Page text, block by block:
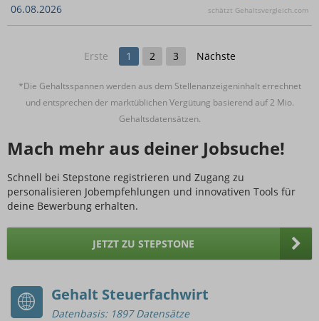
06.08.2026
schätzt Gehaltsvergleich.com
Erste 1 2 3 Nächste
*Die Gehaltsspannen werden aus dem Stellenanzeigeninhalt errechnet
und entsprechen der marktüblichen Vergütung basierend auf 2 Mio.
Gehaltsdatensätzen.
Mach mehr aus deiner Jobsuche!
Schnell bei Stepstone registrieren und Zugang zu
personalisieren Jobempfehlungen und innovativen Tools für
deine Bewerbung erhalten.
JETZT ZU STEPSTONE
Gehalt Steuerfachwirt
Datenbasis: 1897 Datensätze